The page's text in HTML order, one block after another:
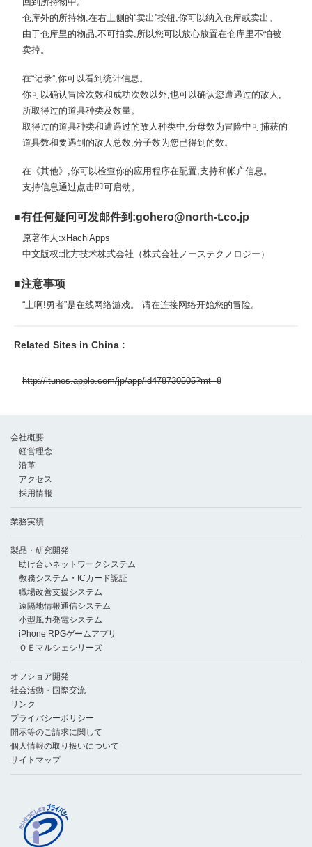
仓库外的所持物,在右上侧的“卖出”按钮,你可以纳入仓库或卖出。
由于仓库里的物品,不可拍卖,所以您可以放心放置在仓库里不怕被
卖掉。
在“记录”,你可以看到统计信息。
你可以确认冒险次数和成功次数以外,也可以确认您遭遇过的敌人,
所取得过的道具种类及数量。
取得过的道具种类和遭遇过的敌人种类中,分母数为冒险中可捕获的
道具数和要遇到的敌人总数,分子数为您已得到的数。
在《其他》,你可以检查你的应用程序在配置,支持和帐户信息。
支持信息通过点击即可启动。
■有任何疑问可发邮件到:gohero@north-t.co.jp
原著作人:xHachiApps
中文版权:北方技术株式会社（株式会社ノーステクノロジー）
■注意事项
“上啊!勇者”是在线网络游戏。 请在连接网络开始您的冒险。
Related Sites in China :
http://itunes.apple.com/jp/app/id478730505?mt=8
会社概要
経営理念
沿革
アクセス
採用情報
業務実績
製品・研究開発
助け合いネットワークシステム
教務システム・ICカード認証
職場改善支援システム
遠隔地情報通信システム
小型風力発電システム
iPhone RPGゲームアプリ
ＯＥマルシェシリーズ
オフショア開発
社会活動・国際交流
リンク
プライバシーポリシー
開示等のご請求に関して
個人情報の取り扱いについて
サイトマップ